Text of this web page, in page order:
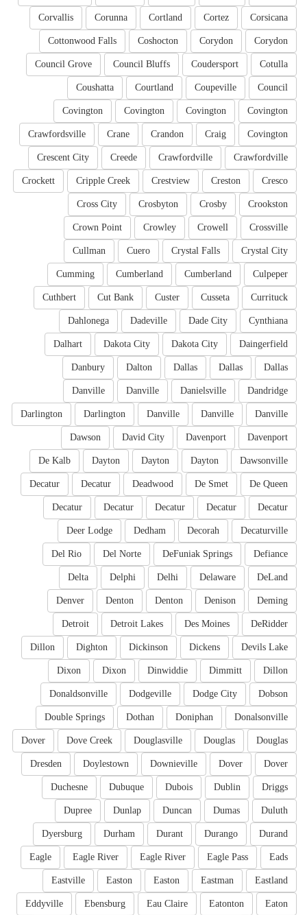
Corsicana
Cortez
Cortland
Corunna
Corvallis
Corydon
Corydon
Coshocton
Cottonwood Falls
Cotulla
Coudersport
Council Bluffs
Council Grove
Council
Coupeville
Courtland
Coushatta
Covington
Covington
Covington
Covington
Covington
Craig
Crandon
Crane
Crawfordsville
Crawfordville
Crawfordville
Creede
Crescent City
Cresco
Creston
Crestview
Cripple Creek
Crockett
Crookston
Crosby
Crosbyton
Cross City
Crossville
Crowell
Crowley
Crown Point
Crystal City
Crystal Falls
Cuero
Cullman
Culpeper
Cumberland
Cumberland
Cumming
Currituck
Cusseta
Custer
Cut Bank
Cuthbert
Cynthiana
Dade City
Dadeville
Dahlonega
Daingerfield
Dakota City
Dakota City
Dalhart
Dallas
Dallas
Dallas
Dalton
Danbury
Dandridge
Danielsville
Danville
Danville
Danville
Danville
Danville
Darlington
Darlington
Davenport
Davenport
David City
Dawson
Dawsonville
Dayton
Dayton
Dayton
De Kalb
De Queen
De Smet
Deadwood
Decatur
Decatur
Decatur
Decatur
Decatur
Decatur
Decatur
Decaturville
Decorah
Dedham
Deer Lodge
Defiance
DeFuniak Springs
Del Norte
Del Rio
DeLand
Delaware
Delhi
Delphi
Delta
Deming
Denison
Denton
Denton
Denver
DeRidder
Des Moines
Detroit Lakes
Detroit
Devils Lake
Dickens
Dickinson
Dighton
Dillon
Dillon
Dimmitt
Dinwiddie
Dixon
Dixon
Dobson
Dodge City
Dodgeville
Donaldsonville
Donalsonville
Doniphan
Dothan
Double Springs
Douglas
Douglas
Douglasville
Dove Creek
Dover
Dover
Dover
Downieville
Doylestown
Dresden
Driggs
Dublin
Dubois
Dubuque
Duchesne
Duluth
Dumas
Duncan
Dunlap
Dupree
Durand
Durango
Durant
Durham
Dyersburg
Eads
Eagle Pass
Eagle River
Eagle River
Eagle
Eastland
Eastman
Easton
Easton
Eastville
Eaton
Eatonton
Eau Claire
Ebensburg
Eddyville